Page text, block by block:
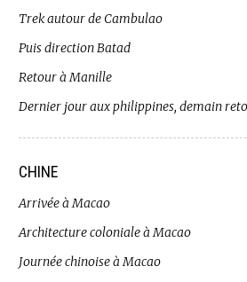
Trek autour de Cambulao
Puis direction Batad
Retour à Manille
Dernier jour aux philippines, demain
CHINE
Arrivée à Macao
Architecture coloniale à Macao
Journée chinoise à Macao